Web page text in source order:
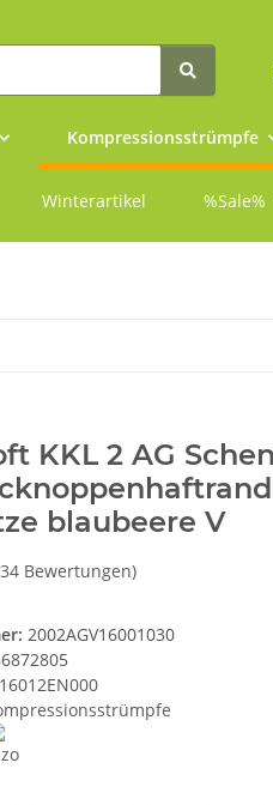
Kompressionsstrümpfe
Winterartikel %Sale%
KKL 2 AG
blaubeere V
Bewertungen)
2002AGV16001030